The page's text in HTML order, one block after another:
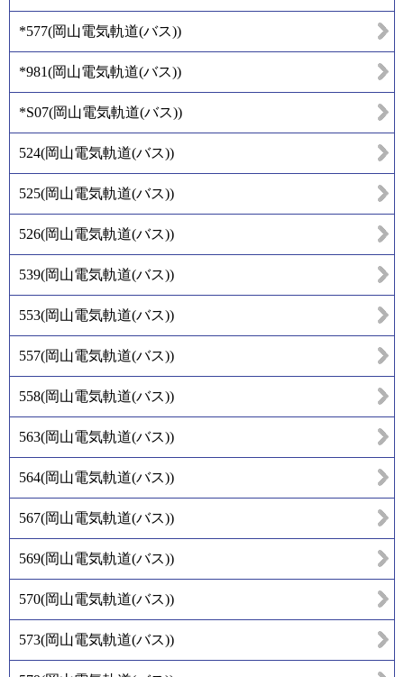
*577(岡山電気軌道(バス))
*981(岡山電気軌道(バス))
*S07(岡山電気軌道(バス))
524(岡山電気軌道(バス))
525(岡山電気軌道(バス))
526(岡山電気軌道(バス))
539(岡山電気軌道(バス))
553(岡山電気軌道(バス))
557(岡山電気軌道(バス))
558(岡山電気軌道(バス))
563(岡山電気軌道(バス))
564(岡山電気軌道(バス))
567(岡山電気軌道(バス))
569(岡山電気軌道(バス))
570(岡山電気軌道(バス))
573(岡山電気軌道(バス))